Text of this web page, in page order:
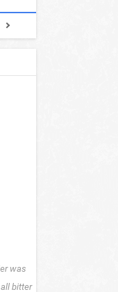
was
bitter